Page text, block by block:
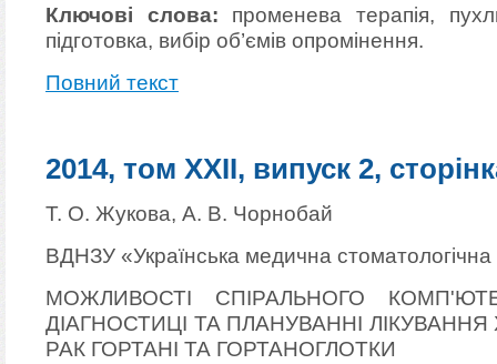
Ключові слова: променева терапія,
підготовка, вибір об’ємів опромінення.
Повний текст
2014, том XXII, випуск 2,
Т. О. Жукова, А. В. Чорнобай
ВДНЗУ «Українська медична
МОЖЛИВОСТІ СПІРАЛЬНОГО
ДІАГНОСТИЦІ ТА ПЛАНУВАННІ
РАК ГОРТАНІ ТА ГОРТАНОГЛОТКИ